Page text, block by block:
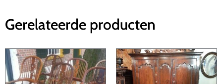
Gerelateerde producten